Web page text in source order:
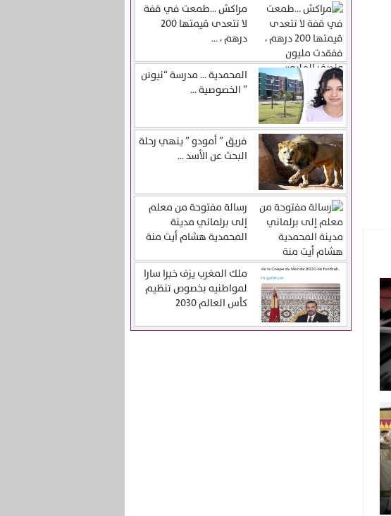
مراكش …طمعت في قفة
لا تتعدى قيمتها 200
درهم ، ...
المحمدية … مدرسة “نيوتن
” الخصوصية ...
فريق ” أمودو ” ينهي رحلة
البحث عن الأسد ...
رسالة مفتوحة من معلم
إلى برلماني مدينة
المحمدية هشام أيت منة
ملك المغرب يزف خبرا سارا
لمواطنيه بخصوص تنظيم
كأس العالم 2030